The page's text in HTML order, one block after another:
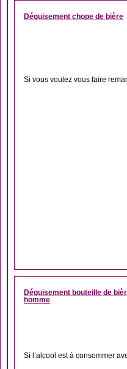
Déguisement chope de bière
Si vous voulez vous faire
Déguisement bouteille de
homme
Si l’alcool est à consommer